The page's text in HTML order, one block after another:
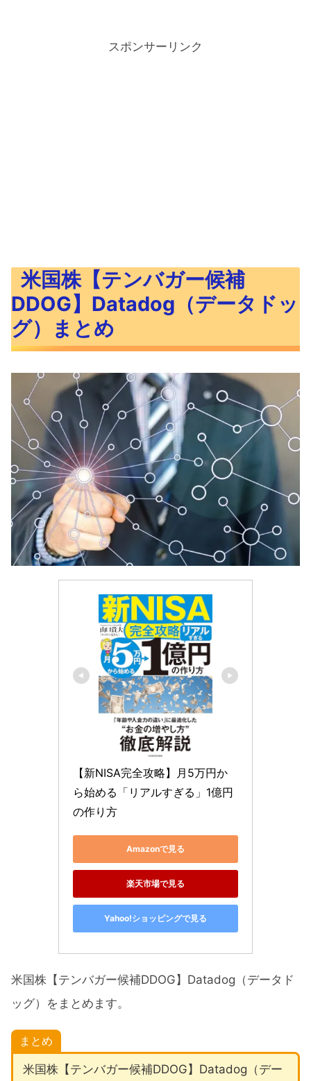
スポンサーリンク
米国株【テンバガー候補
DDOG】Datadog（データドッ
グ）まとめ
【新NISA完全攻略】月5万円か
ら始める「リアルすぎる」1億円
の作り方
Amazonで見る
楽天市場で見る
Yahoo!ショッピングで見る
米国株【テンバガー候補DDOG】Datadog（データド
ッグ）をまとめます。
まとめ
米国株【テンバガー候補DDOG】Datadog（デー